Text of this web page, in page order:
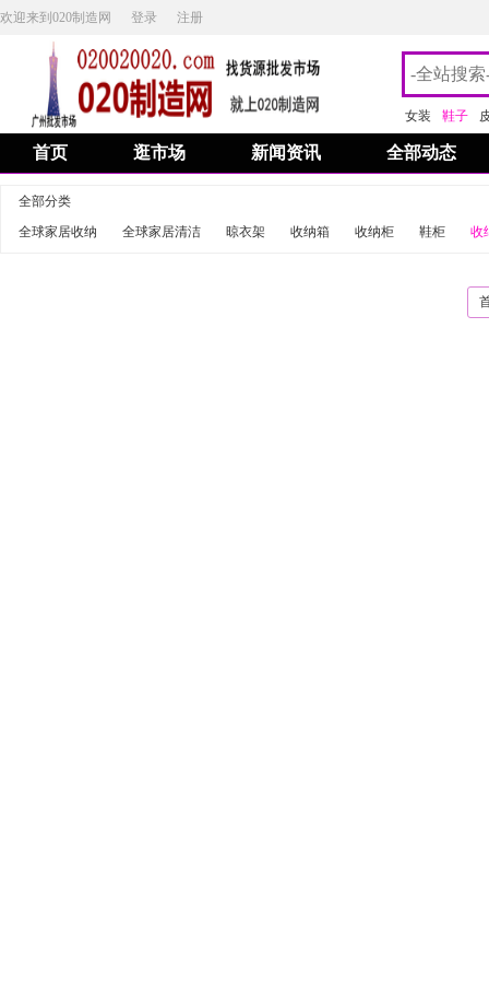
欢迎来到020制造网 登录 注册
女装 鞋子
首页 逛市场 新闻资讯 全部动态
全部分类
全球家居收纳
全球家居清洁 晾衣架 收纳箱 收纳柜 鞋柜 收